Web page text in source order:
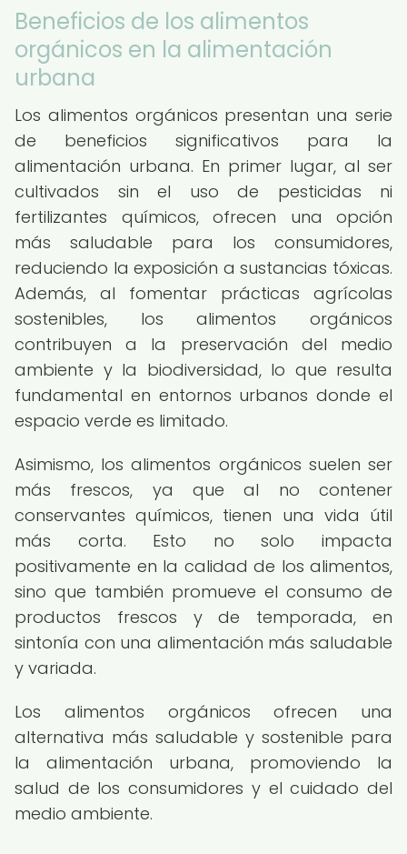
Beneficios de los alimentos
orgánicos en la alimentación
urbana
Los alimentos orgánicos presentan una serie
de beneficios significativos para la
alimentación urbana. En primer lugar, al ser
cultivados sin el uso de pesticidas ni
fertilizantes químicos, ofrecen una opción
más saludable para los consumidores,
reduciendo la exposición a sustancias tóxicas.
Además, al fomentar prácticas agrícolas
sostenibles, los alimentos orgánicos
contribuyen a la preservación del medio
ambiente y la biodiversidad, lo que resulta
fundamental en entornos urbanos donde el
espacio verde es limitado.
Asimismo, los alimentos orgánicos suelen ser
más frescos, ya que al no contener
conservantes químicos, tienen una vida útil
más corta. Esto no solo impacta
positivamente en la calidad de los alimentos,
sino que también promueve el consumo de
productos frescos y de temporada, en
sintonía con una alimentación más saludable
y variada.
Los alimentos orgánicos ofrecen una
alternativa más saludable y sostenible para
la alimentación urbana, promoviendo la
salud de los consumidores y el cuidado del
medio ambiente.